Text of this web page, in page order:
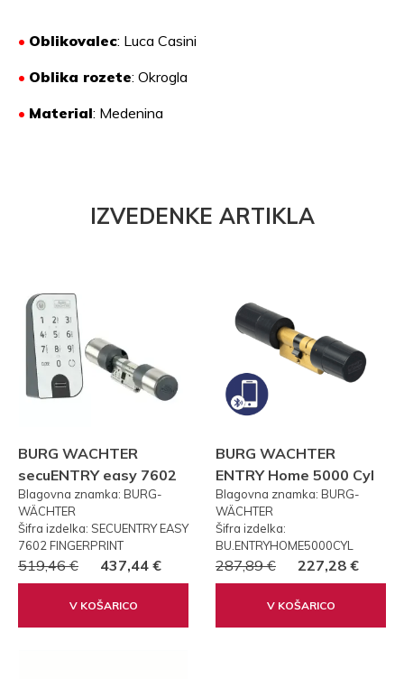
• Oblikovalec: Luca Casini
• Oblika rozete: Okrogla
• Material: Medenina
IZVEDENKE ARTIKLA
BURG WACHTER
secuENTRY easy 7602
FP PRSTNI ODTIS
Blagovna znamka: BURG-
WÄCHTER
Šifra izdelka: SECUENTRY EASY
7602 FINGERPRINT
519,46 € 437,44 €
V KOŠARICO
BURG WACHTER
ENTRY Home 5000 Cyl
Blagovna znamka: BURG-
WÄCHTER
Šifra izdelka:
BU.ENTRYHOME5000CYL
287,89 € 227,28 €
V KOŠARICO